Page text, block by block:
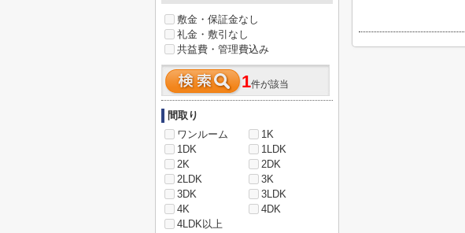
敷金・保証金なし
礼金・敷引なし
共益費・管理費込み
1件が該当
間取り
ワンルーム
1K
1DK
1LDK
2K
2DK
2LDK
3K
3DK
3LDK
4K
4DK
4LDK以上